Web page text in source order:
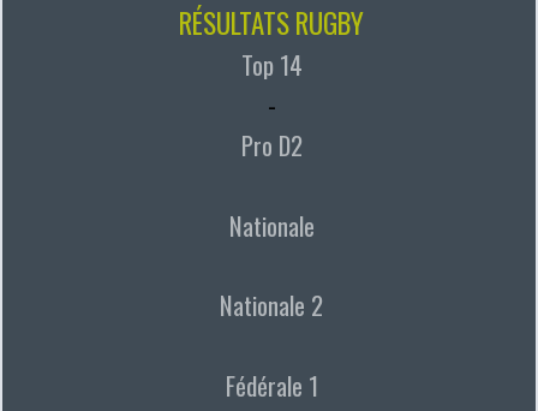
RÉSULTATS RUGBY
Top 14
-
Pro D2
Nationale
Nationale 2
Fédérale 1